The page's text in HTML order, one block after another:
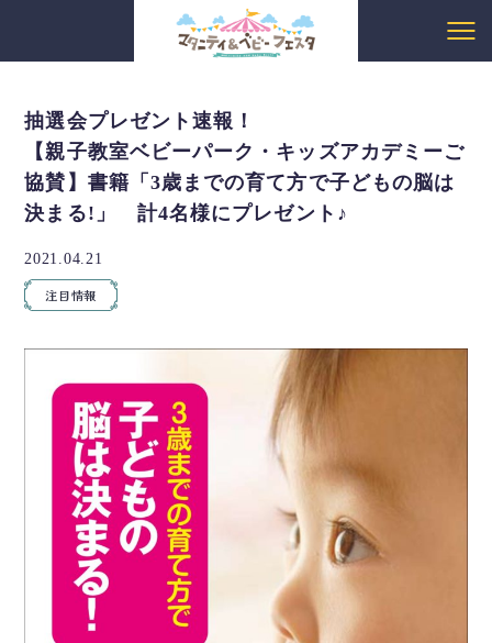
抽選会プレゼント速報！
【親子教室ベビーパーク・キッズアカデミーご
協賛】書籍「3歳までの育て方で子どもの脳は
決まる!」 計4名様にプレゼント♪
2021.04.21
注目情報